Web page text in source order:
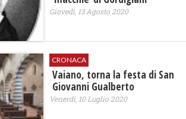
Giovedì, 13 Agosto 2020
CRONACA
Vaiano, torna la festa di San
Giovanni Gualberto
Venerdì, 10 Luglio 2020